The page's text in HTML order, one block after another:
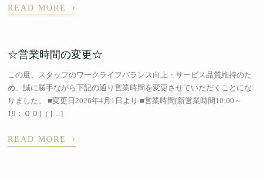
READ MORE ›
☆営業時間の変更☆
この度、スタッフのワークライフバランス向上・サービス品質維持のた
め、誠に勝手ながら下記の通り営業時間を変更させていただくことにな
りました。 ■変更日2026年4月1日より ■営業時間[新営業時間10:00～
19：００]（ […]
READ MORE ›